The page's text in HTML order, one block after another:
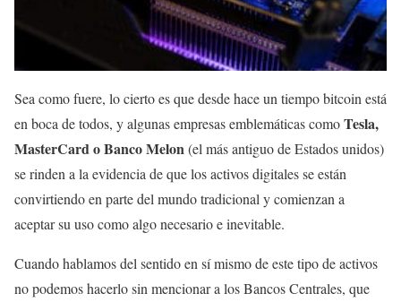
Sea como fuere, lo cierto es que desde hace un tiempo bitcoin está
en boca de todos, y algunas empresas emblemáticas comoTesla,
MasterCard o Banco Melon (el más antiguo de Estados unidos)
se rinden a la evidencia de que los activos digitales se están
convirtiendo en parte del mundo tradicional y comienzan a
aceptar su uso como algo necesario e inevitable.
Cuando hablamos del sentido en sí mismo de este tipo de activos
no podemos hacerlo sin mencionar a los Bancos Centrales, que